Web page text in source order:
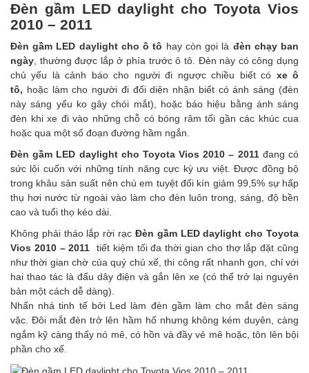
Đèn gầm LED daylight cho Toyota Vios
2010 – 2011
Đèn gầm LED daylight cho ô tô hay còn gọi là đèn chạy ban
ngày , thường được lắp ở phía trước ô tô. Đèn này có công dụng
chủ yếu là cảnh báo cho người đi ngược chiều biết có xe ô
tô, hoặc làm cho người đi đối diện nhận biết có ánh sáng (đèn
này sáng yếu ko gây chói mắt), hoặc báo hiệu bằng ánh sáng
đèn khi xe đi vào những chỗ có bóng râm tối gần các khúc cua
hoặc qua một số đoạn đường hầm ngắn.
Đèn gầm LED daylight cho Toyota Vios 2010 – 2011đang có
sức lôi cuốn với những tính năng cực kỳ ưu việt. Được đồng bộ
trong khâu sản suất nên chú em tuyệt đối kín giảm 99,5% sự hấp
thụ hơi nước từ ngoài vào làm cho đèn luôn trong, sáng, độ bền
cao và tuổi thọ kéo dài.
Không phải tháo lắp rời rạc Đèn gầm LED daylight cho Toyota
Vios 2010 – 2011
tiết kiệm tối đa thời gian cho thợ lắp đặt cũng
như thời gian chờ của quý chủ xế, thi công rất nhanh gọn, chỉ với
hai thao tác là đấu dây điện và gắn lên xe (có thể trở lại nguyên
bản một cách dễ dàng).
Nhấn nhá tinh tế bởi Led làm đèn gầm làm cho mắt đèn sáng
vặc. Đôi mắt đèn trở lên hầm hố nhưng không kém duyên, càng
ngắm kỹ càng thấy nó mê, có hồn và đầy vẻ mê hoặc, tôn lên bội
phần cho xế.